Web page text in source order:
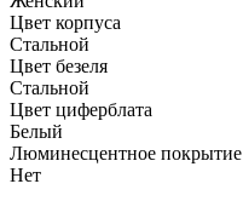
Цвет корпуса
Стальной
Цвет безеля
Стальной
Цвет циферблата
Белый
Люминесцентное покрытие
Нет